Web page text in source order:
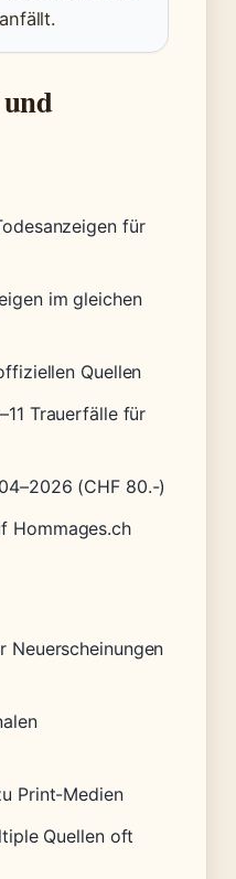
für
im gleichen
Quellen
Trauerfälle für
(CHF 80.-)
Hommages.ch
Neuerscheinungen
Print-Medien
Quellen oft